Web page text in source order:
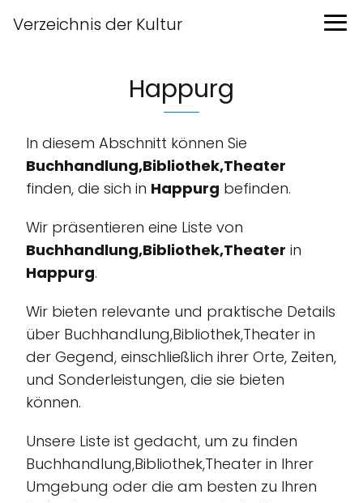
Verzeichnis der Kultur
Happurg
In diesem Abschnitt können Sie
Buchhandlung,Bibliothek,Theater
finden, die sich in Happurg befinden.
Wir präsentieren eine Liste von
Buchhandlung,Bibliothek,Theater in
Happurg.
Wir bieten relevante und praktische Details
über Buchhandlung,Bibliothek,Theater in
der Gegend, einschließlich ihrer Orte, Zeiten,
und Sonderleistungen, die sie bieten
können.
Unsere Liste ist gedacht, um zu finden
Buchhandlung,Bibliothek,Theater in Ihrer
Umgebung oder die am besten zu Ihren